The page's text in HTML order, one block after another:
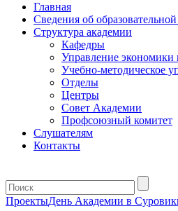
Главная
Сведения об
Структура академии
Кафедры
Управление экономики
Учебно-методическое
Отделы
Центры
Совет Академии
Профсоюзный комитет
Слушателям
Контакты
ПроектыДень Академии в